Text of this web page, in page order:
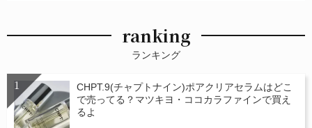
ranking
ランキング
CHPT.9(チャプトナイン)ポアクリアセラムはどこ
で売ってる？マツキヨ・ココカラファインで買え
るよ